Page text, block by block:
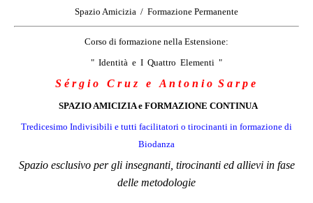
Spazio Amicizia / Formazione Permanente
Corso di formazione nella Estensione:
" Identità e I Quattro Elementi "
S é r g i o C r u z e A n t o n i o S a r p e
SPAZIO AMICIZIA e FORMAZIONE CONTINUA
Tredicesimo Indivisibili e tutti facilitatori o tirocinanti in formazione di
Biodanza
Spazio esclusivo per gli insegnanti, tirocinanti ed allievi in fase
delle metodologie